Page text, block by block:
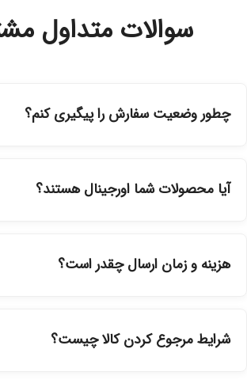
سوالات متداول
چطور وضعیت سفارش را پیگیری کنم؟
سفارشات در سایت، وضعیت لحظه‌ای مرسوله
آیا محصولات شما اورجینال هستند؟
نمایندگی‌های معتبر تهیه شده و دارای بچ‌کد
هزینه و زمان ارسال چقدر است؟
شرایط مرجوع کردن کالا چیست؟